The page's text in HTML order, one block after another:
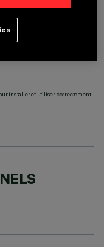
installer et utiliser correctement